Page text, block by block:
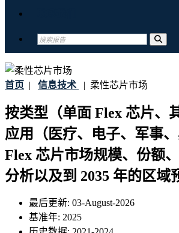
首页 | 信息技术 | 柔性芯片市场
按类型（单面 Flex 芯片、
应用（医疗、电子、军事
Flex 芯片市场规模、份额
分析以及到 2035 年的区域
最后更新: 03-August-2026
基准年: 2025